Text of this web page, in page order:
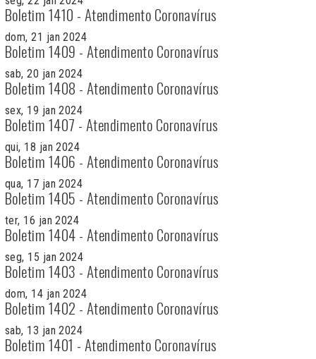
Boletim 1410 - Atendimento Coronavírus
dom, 21 jan 2024
Boletim 1409 - Atendimento Coronavírus
sab, 20 jan 2024
Boletim 1408 - Atendimento Coronavírus
sex, 19 jan 2024
Boletim 1407 - Atendimento Coronavírus
qui, 18 jan 2024
Boletim 1406 - Atendimento Coronavírus
qua, 17 jan 2024
Boletim 1405 - Atendimento Coronavírus
ter, 16 jan 2024
Boletim 1404 - Atendimento Coronavírus
seg, 15 jan 2024
Boletim 1403 - Atendimento Coronavírus
dom, 14 jan 2024
Boletim 1402 - Atendimento Coronavírus
sab, 13 jan 2024
Boletim 1401 - Atendimento Coronavírus